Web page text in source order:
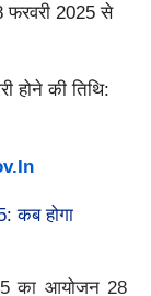
फरवरी 2025 से
होने की तिथि:
कब होगा
का आयोजन 28